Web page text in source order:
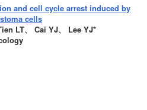
and cell cycle arrest induced by
cells
LT、 Cai YJ、 Lee YJ*